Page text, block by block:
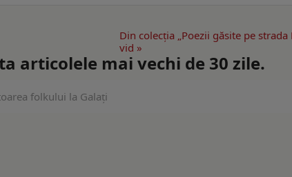
Din colecţia „Poezii găsite pe
vid »
articolele mai vechi de 30 zile.
folkului la Galaţi